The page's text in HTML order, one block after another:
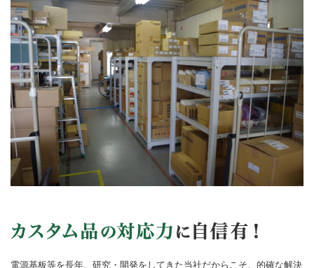
電源基板等を長年、研究・開発をしてきた当社だからこそ、的確な解決